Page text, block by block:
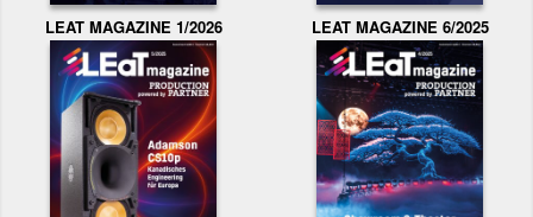
LEAT MAGAZINE 1/2026 LEAT MAGAZINE 6/2025